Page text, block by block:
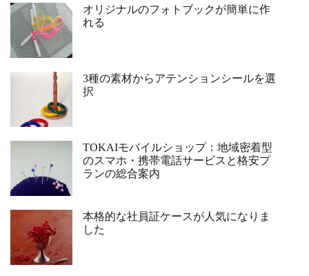
オリジナルのフォトブックが簡単に作
れる
3種の素材からアテンションシールを選
択
TOKAIモバイルショップ：地域密着型
のスマホ・携帯電話サービスと格安プ
ランの総合案内
本格的な社員証ケースが人気になりま
した